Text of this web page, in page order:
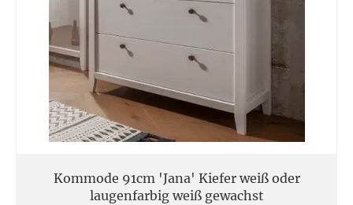
Kommode 91cm 'Jana' Kiefer weiß oder
laugenfarbig weiß gewachst